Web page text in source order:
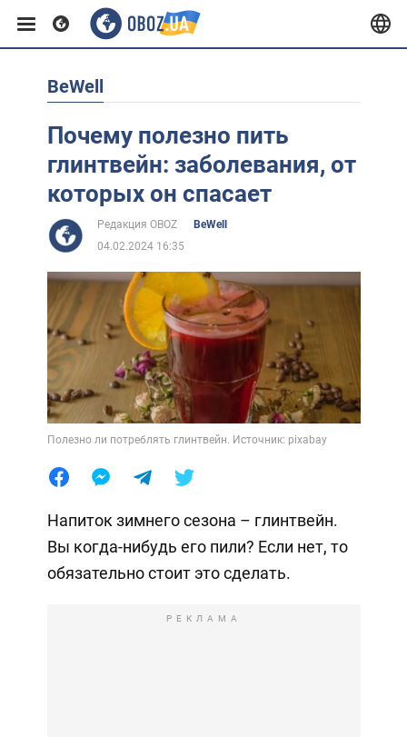
Европа
США
Африка
Жизнь
Лайфхаки
BeWell
Почему полезно пить
глинтвейн: заболевания, от
которых он спасает
Редакция OBOZ
BeWell
04.02.2024 16:35
Полезно ли потреблять глинтвейн. Источник: pixabay
Напиток зимнего сезона – глинтвейн.
Вы когда-нибудь его пили? Если нет, то
обязательно стоит это сделать.
РЕКЛАМА